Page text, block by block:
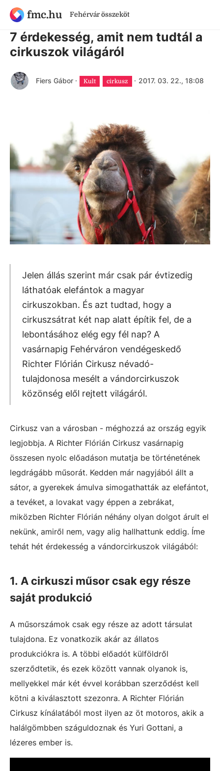
fmc.hu Fehérvár összeköt
9 évnél régebbi cikk
7 érdekesség, amit nem tudtál a
cirkuszok világáról
Fiers Gábor · Kult cirkusz · 2017. 03. 22., 18:08
Jelen állás szerint már csak pár évtizedig
láthatóak elefántok a magyar
cirkuszokban. És azt tudtad, hogy a
cirkuszsátrat két nap alatt építik fel, de a
lebontásához elég egy fél nap? A
vasárnapig Fehérváron vendégeskedő
Richter Flórián Cirkusz névadó-
tulajdonosa mesélt a vándorcirkuszok
közönség elől rejtett világáról.
Cirkusz van a városban - méghozzá az ország egyik
legjobbja. A Richter Flórián Cirkusz vasárnapig
összesen nyolc előadáson mutatja be történetének
legdrágább műsorát. Kedden már nagyjából állt a
sátor, a gyerekek ámulva simogathatták az elefántot,
a tevéket, a lovakat vagy éppen a zebrákat,
miközben Richter Flórián néhány olyan dolgot árult el
nekünk, amiről nem, vagy alig hallhattunk eddig. Íme
tehát hét érdekesség a vándorcirkuszok világából:
1. A cirkuszi műsor csak egy része
saját produkció
A műsorszámok csak egy része az adott társulat
tulajdona. Ez vonatkozik akár az állatos
produkciókra is. A többi előadót külföldről
szerződtetik, és ezek között vannak olyanok is,
mellyekkel már két évvel korábban szerződést kell
kötni a kiválasztott szezonra. A Richter Flórián
Cirkusz kínálatából most ilyen az öt motoros, akik a
halálgömbben száguldoznak és Yuri Gottani, a
lézeres ember is.